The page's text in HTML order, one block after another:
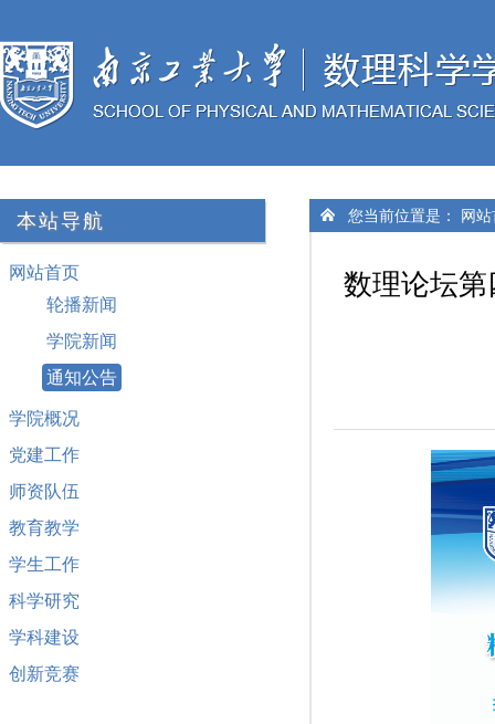
本站导航
网站首页
轮播新闻
学院新闻
通知公告
学院概况
党建工作
师资队伍
教育教学
学生工作
科学研究
学科建设
创新竞赛
您当前位置是： 网
数理论坛